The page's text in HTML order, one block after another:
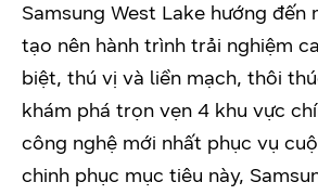
Samsung West Lake hướng đến
tạo nên hành trình trải nghiệm
biệt, thú vị và liền mạch, thôi
khám phá trọn vẹn 4 khu vực
công nghệ mới nhất phục vụ
chinh phục mục tiêu này,